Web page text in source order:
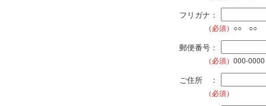
フリガナ：
（必須） ○○ ○○
郵便番号：
（必須） 000-0000
ご住所 ：
（必須）